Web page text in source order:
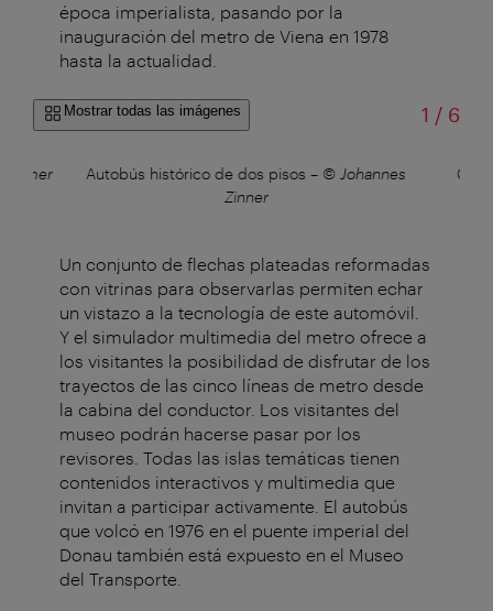
época imperialista, pasando por la
inauguración del metro de Viena en 1978
hasta la actualidad.
Mostrar todas las imágenes 1 /de
6
Autobús histórico de dos pisos – © Johannes
Zinner
Un conjunto de flechas plateadas reformadas
con vitrinas para observarlas permiten echar
un vistazo a la tecnología de este automóvil.
Y el simulador multimedia del metro ofrece a
los visitantes la posibilidad de disfrutar de los
trayectos de las cinco líneas de metro desde
la cabina del conductor. Los visitantes del
museo podrán hacerse pasar por los
revisores. Todas las islas temáticas tienen
contenidos interactivos y multimedia que
invitan a participar activamente. El autobús
que volcó en 1976 en el puente imperial del
Donau también está expuesto en el Museo
del Transporte.